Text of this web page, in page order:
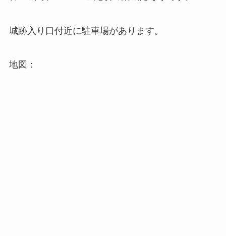
城跡入り口付近に駐車場があります。
地図：